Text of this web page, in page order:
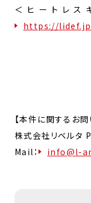
＜ヒートレス
https://
【本件に関するお問
株式会社リベルタ
Mail：
info@l-